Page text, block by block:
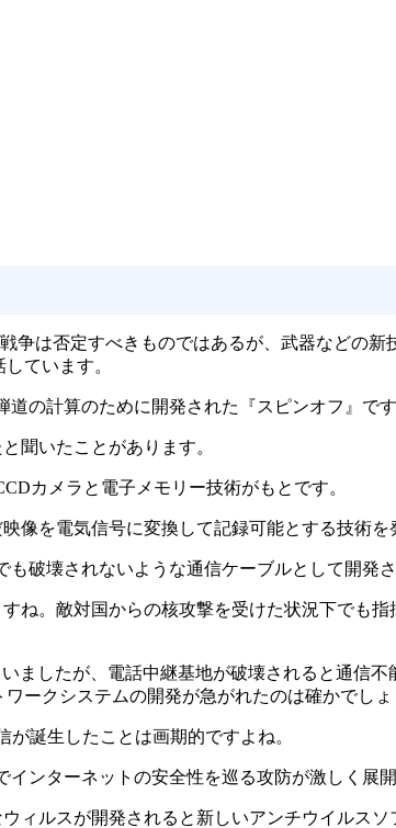
争は否定すべきものではあるが、武器などの
ています。
の計算のために開発された『スピンオフ』です
聞いたことがあります。
カメラと電子メモリー技術がもとです。
像を電気信号に変換して記録可能とする技術を
破壊されないような通信ケーブルとして開発
ね。敵対国からの核攻撃を受けた状況下でも
ましたが、電話中継基地が破壊されると通信
ークシステムの開発が急がれたのは確かでしょ
誕生したことは画期的ですよね。
ンターネットの安全性を巡る攻防が激しく展開
ィルスが開発されると新しいアンチウイルスソ